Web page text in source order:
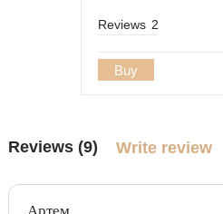
Reviews 2
Buy
Reviews (9) Write review